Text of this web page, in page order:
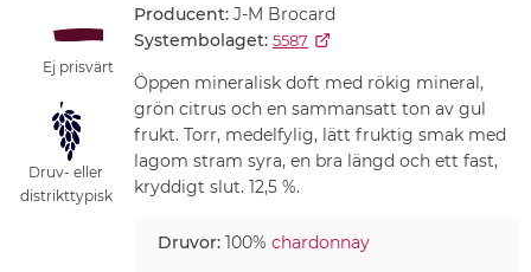
Ej prisvärt
Druv- eller
distrikttypisk
Producent: J-M Brocard
Systembolaget: 5587
Öppen mineralisk doft med rökig mineral,
grön citrus och en sammansatt ton av gul
frukt. Torr, medelfylig, lätt fruktig smak med
lagom stram syra, en bra längd och ett fast,
kryddigt slut. 12,5 %.
Druvor:100% chardonnay